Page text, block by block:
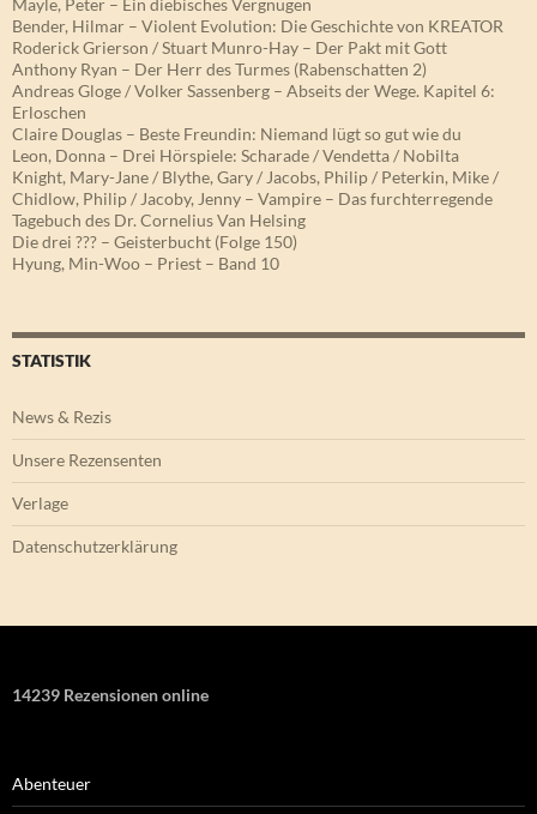
Mayle, Peter – Ein diebisches Vergnügen
Bender, Hilmar – Violent Evolution: Die Geschichte von KREATOR
Roderick Grierson / Stuart Munro-Hay – Der Pakt mit Gott
Anthony Ryan – Der Herr des Turmes (Rabenschatten 2)
Andreas Gloge / Volker Sassenberg – Abseits der Wege. Kapitel 6:
Erloschen
Claire Douglas – Beste Freundin: Niemand lügt so gut wie du
Leon, Donna – Drei Hörspiele: Scharade / Vendetta / Nobilta
Knight, Mary-Jane / Blythe, Gary / Jacobs, Philip / Peterkin, Mike /
Chidlow, Philip / Jacoby, Jenny – Vampire – Das furchterregende
Tagebuch des Dr. Cornelius Van Helsing
Die drei ??? – Geisterbucht (Folge 150)
Hyung, Min-Woo – Priest – Band 10
STATISTIK
News & Rezis
Unsere Rezensenten
Verlage
Datenschutzerklärung
14239 Rezensionen online
Abenteuer